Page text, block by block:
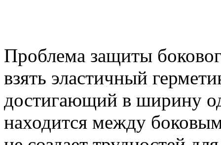
Проблема защиты
взять эластичный
достигающий в ширину
находится между